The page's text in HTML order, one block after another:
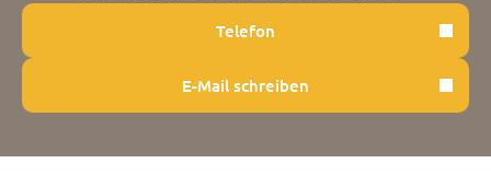
Telefon
E-Mail schreiben